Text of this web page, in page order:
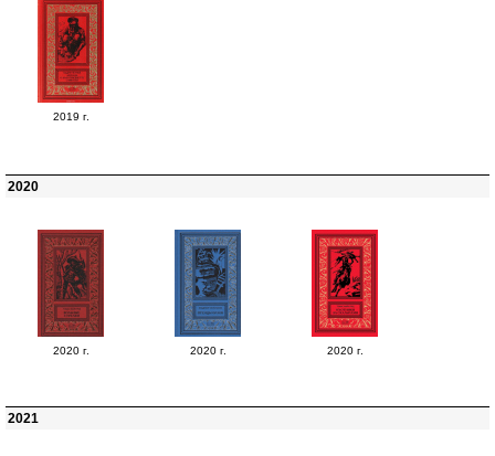
2019 г.
2020
2020 г. 2020 г. 2020 г.
2021